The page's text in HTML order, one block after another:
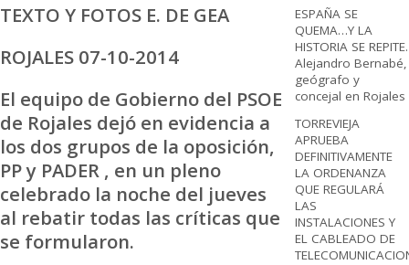
TEXTO Y FOTOS E. DE GEA
ROJALES 07-10-2014
El equipo de Gobierno del PSOE
de Rojales dejó en evidencia a
los dos grupos de la oposición,
PP y PADER , en un pleno
celebrado la noche del jueves
al rebatir todas las críticas que
se formularon.
ESPAÑA SE
QUEMA…Y LA
HISTORIA SE REPITE.
Alejandro Bernabé,
geógrafo y
concejal en Rojales
TORREVIEJA
APRUEBA
DEFINITIVAMENTE
LA ORDENANZA
QUE REGULARÁ
LAS
INSTALACIONES Y
EL CABLEADO DE